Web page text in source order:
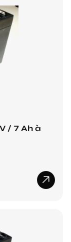
/ 7 Ah à